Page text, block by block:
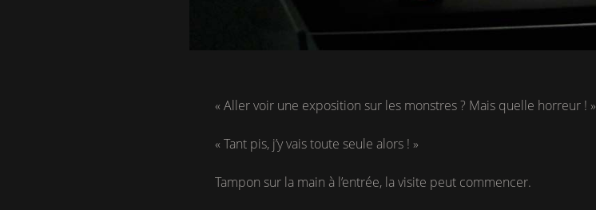
« Aller voir une exposition sur les monstres ? Mais quelle horreur ! »
« Tant pis, j’y vais toute seule alors ! »
Tampon sur la main à l’entrée, la visite peut commencer.